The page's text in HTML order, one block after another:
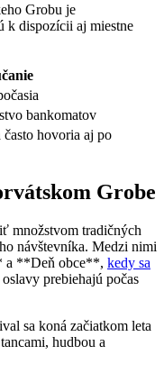
Grobu je
k dispozícii aj miestne
bankomatov
hovoria aj po
Grobe
množstvom tradičných
návštevníka. Medzi nimi
a **Deň obce**, kedy sa
prebiehajú počas
sa koná začiatkom leta
hudbou a